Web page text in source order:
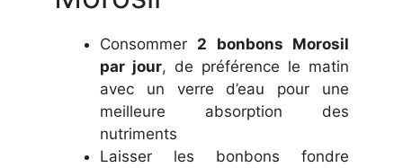
Consommer 2 bonbons Morosil
par jour, de préférence le matin
avec un verre d’eau pour une
meilleure absorption des
nutriments
Laisser les bonbons fondre